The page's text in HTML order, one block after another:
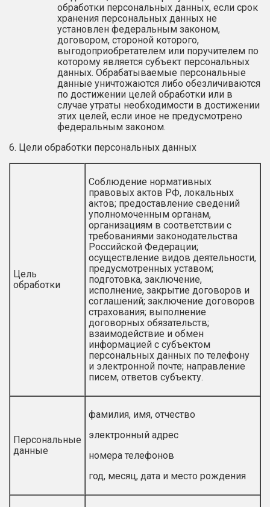
обработки персональных данных, если срок
хранения персональных данных не
установлен федеральным законом,
договором, стороной которого,
выгодоприобретателем или поручителем по
которому является субъект персональных
данных. Обрабатываемые персональные
данные уничтожаются либо обезличиваются
по достижении целей обработки или в
случае утраты необходимости в достижении
этих целей, если иное не предусмотрено
федеральным законом.
6. Цели обработки персональных данных
Цель
обработки
Cоблюдение нормативных
правовых актов РФ, локальных
актов; предоставление сведений
уполномоченным органам,
организациям в соответствии с
требованиями законодательства
Российской Федерации;
осуществление видов деятельности,
предусмотренных уставом;
подготовка, заключение,
исполнение, закрытие договоров и
соглашений; заключение договоров
страхования; выполнение
договорных обязательств;
взаимодействие и обмен
информацией с субъектом
персональных данных по телефону
и электронной почте; направление
писем, ответов субъекту.
Персональные
данные
фамилия, имя, отчество
электронный адрес
номера телефонов
год, месяц, дата и место рождения